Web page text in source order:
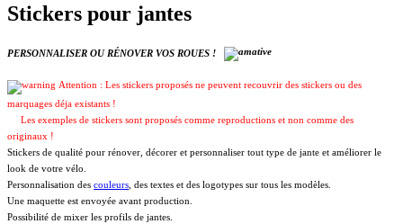
Stickers pour jantes
PERSONNALISER OU RÉNOVER VOS ROUES !
Attention : Les stickers proposés ne peuvent recouvrir des stickers ou des
marquages déja existants !
Les exemples de stickers sont proposés comme reproductions et non comme des
originaux !
Stickers de qualité pour rénover, décorer et personnaliser tout type de jante et améliorer le
look de votre vélo.
Personnalisation des couleurs , des textes et des logotypes sur tous les modèles.
Une maquette est envoyée avant production.
Possibilité de mixer les profils de jantes.